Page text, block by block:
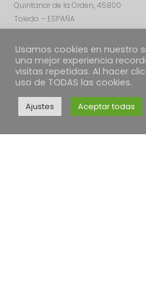
Quintanar de la Orden, 45800
Toledo – ESPAÑA
Usamos cookies en nuestro
una mejor experiencia
visitas repetidas. Al hacer
uso de TODAS las cookies.
Ajustes Aceptar todas